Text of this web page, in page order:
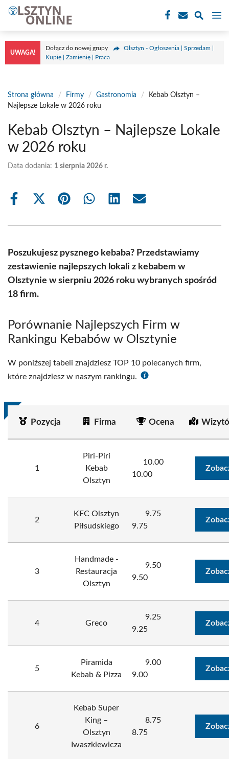
Przejdź
treści
UWAGA!
Dołącz do nowej grupy
Olsztyn - Ogłoszenia | Sprzedam |
Kupię | Zamienię | Praca
Strona główna / Firmy / Gastronomia /
Kebab Olsztyn –
Najlepsze Lokale w 2026 roku
Kebab Olsztyn – Najlepsze Lokale
w 2026 roku
Data dodania: 1 sierpnia 2026 r.
Share
Share
(Twitter)
Share Share Share Share
Poszukujesz pysznego kebaba? Przedstawiamy
zestawienie najlepszych lokali z kebabem w
Olsztynie w sierpniu 2026 roku wybranych spośród
18 firm.
Porównanie Najlepszych Firm w
Rankingu Kebabów w Olsztynie
W poniższej tabeli znajdziesz TOP 10 polecanych firm,
które znajdziesz w naszym rankingu.
Pozycja Firma Ocena
1
Piri-Piri
Kebab
Olsztyn
10.00
10.00
2
KFC Olsztyn
Piłsudskiego
9.75
9.75
3
Handmade -
Restauracja
Olsztyn
9.50
9.50
4 Greco
9.25
9.25
5
Piramida
Kebab & Pizza
9.00
9.00
6
Kebab Super
King –
Olsztyn
Iwaszkiewicza
8.75
8.75